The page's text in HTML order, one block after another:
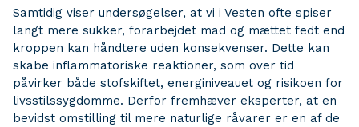
Samtidig viser undersøgelser, at vi i Vesten ofte spiser
langt mere sukker, forarbejdet mad og mættet fedt end
kroppen kan håndtere uden konsekvenser. Dette kan
skabe inflammatoriske reaktioner, som over tid
påvirker både stofskiftet, energiniveauet og risikoen for
livsstilssygdomme. Derfor fremhæver eksperter, at en
bevidst omstilling til mere naturlige råvarer er en af de